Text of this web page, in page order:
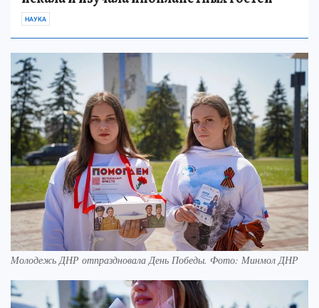
НАУКА
Молодежь ДНР отпраздновала День Победы. Фото: Минмол ДНР